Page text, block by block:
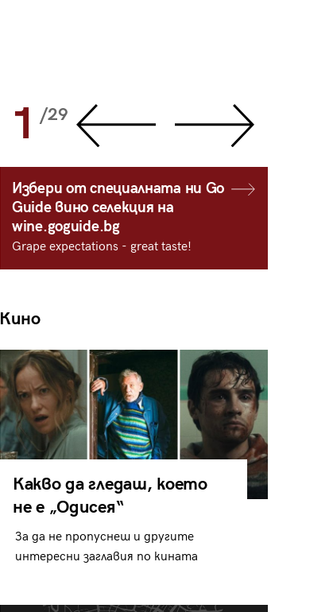
1 /29
Избери от специалната ни Go
Guide вино селекция на
wine.goguide.bg
Grape expectations - great taste!
Кино
Какво да гледаш, което
не е „Одисея“
За да не пропуснеш и другите
интересни заглавия по кината